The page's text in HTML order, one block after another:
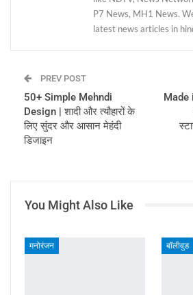
P7 News, MH1 News.
latest news articles in
PREV POST
50+ Simple Mehndi
Design | शादी और त्यौहारों के
लिए सुंदर और आसान मेहंदी
डिजाइन
Made
You Might Also Like
मनोरंजन बॉलीवुड